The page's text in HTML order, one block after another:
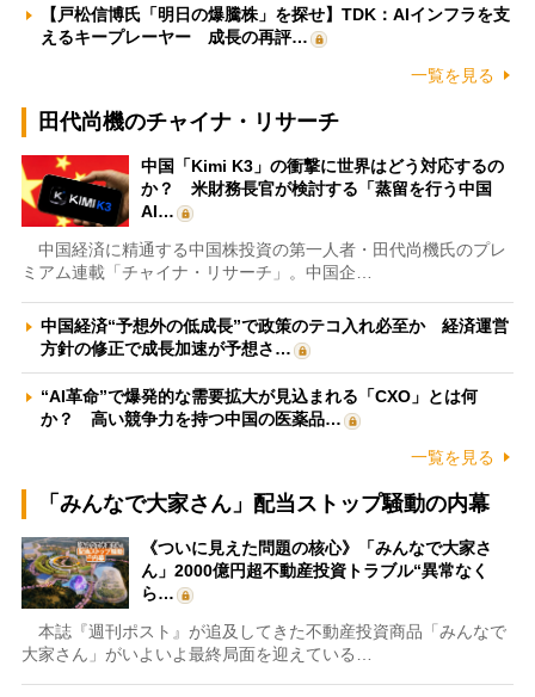
【戸松信博氏「明日の爆騰株」を探せ】TDK：AIインフラを支
えるキープレーヤー 成長の再評…
一覧を見る
田代尚機のチャイナ・リサーチ
中国「Kimi K3」の衝撃に世界はどう対応するの
か？ 米財務長官が検討する「蒸留を行う中国
AI…
中国経済に精通する中国株投資の第一人者・田代尚機氏のプレ
ミアム連載「チャイナ・リサーチ」。中国企…
中国経済“予想外の低成長”で政策のテコ入れ必至か 経済運営
方針の修正で成長加速が予想さ…
“AI革命”で爆発的な需要拡大が見込まれる「CXO」とは何
か？ 高い競争力を持つ中国の医薬品…
一覧を見る
「みんなで大家さん」配当ストップ騒動の内幕
《ついに見えた問題の核心》「みんなで大家さ
ん」2000億円超不動産投資トラブル“異常なく
ら…
本誌『週刊ポスト』が追及してきた不動産投資商品「みんなで
大家さん」がいよいよ最終局面を迎えている…